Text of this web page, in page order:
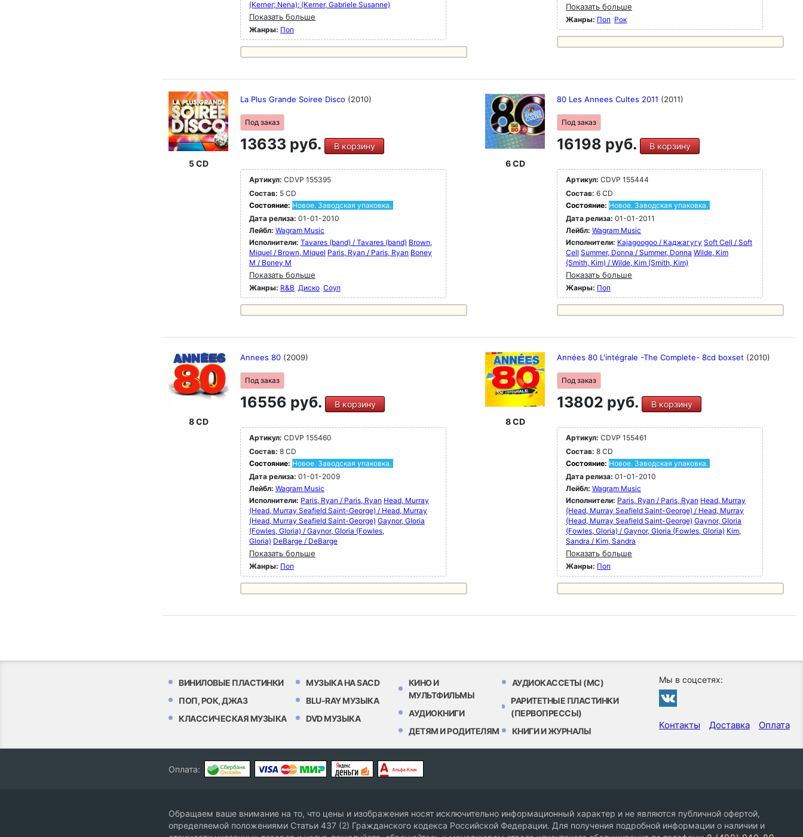
(Kerner; Nena); (Kerner, Gabriele Susanne)
Показать больше
Жанры: Поп
Показать больше
Жанры: Поп Рок
5 CD
La Plus Grande Soiree Disco (2010)
Под заказ
13633 руб. В корзину
Артикул: CDVP 155395
Состав: 5 CD
Состояние: Новое. Заводская упаковка.
Дата релиза: 01-01-2010
Лейбл: Wagram Music
Исполнители: Tavares (band) / Tavares (band) Brown,
Miquel / Brown, Miquel Paris, Ryan / Paris, Ryan Boney
M / Boney M
Показать больше
Жанры: R&B Диско Соул
6 CD
80 Les Annees Cultes 2011 (2011)
Под заказ
16198 руб. В корзину
Артикул: CDVP 155444
Состав: 6 CD
Состояние: Новое. Заводская упаковка.
Дата релиза: 01-01-2011
Лейбл: Wagram Music
Исполнители: Kajagoogoo / Каджагугу Soft Cell / Soft
Cell Summer, Donna / Summer, Donna Wilde, Kim
(Smith, Kim) / Wilde, Kim (Smith, Kim)
Показать больше
Жанры: Поп
8 CD
Annees 80 (2009)
Под заказ
16556 руб. В корзину
Артикул: CDVP 155460
Состав: 8 CD
Состояние: Новое. Заводская упаковка.
Дата релиза: 01-01-2009
Лейбл: Wagram Music
Исполнители: Paris, Ryan / Paris, Ryan Head, Murray
(Head, Murray Seafield Saint-George) / Head, Murray
(Head, Murray Seafield Saint-George) Gaynor, GIoria
(Fowles, Gloria) / Gaynor, GIoria (Fowles,
Gloria) DeBarge / DeBarge
Показать больше
Жанры: Поп
8 CD
Années 80 L'intégrale -The Complete- 8cd boxset (2010)
Под заказ
13802 руб. В корзину
Артикул: CDVP 155461
Состав: 8 CD
Состояние: Новое. Заводская упаковка.
Дата релиза: 01-01-2010
Лейбл: Wagram Music
Исполнители: Paris, Ryan / Paris, Ryan Head, Murray
(Head, Murray Seafield Saint-George) / Head, Murray
(Head, Murray Seafield Saint-George) Gaynor, GIoria
(Fowles, Gloria) / Gaynor, GIoria (Fowles, Gloria) Kim,
Sandra / Kim, Sandra
Показать больше
Жанры: Поп
ВИНИЛОВЫЕ ПЛАСТИНКИ
ПОП, РОК, ДЖАЗ
КЛАССИЧЕСКАЯ МУЗЫКА
МУЗЫКА НА SACD
BLU-RAY МУЗЫКА
DVD МУЗЫКА
КИНО И
МУЛЬТФИЛЬМЫ
АУДИОКНИГИ
ДЕТЯМ И РОДИТЕЛЯМ
АУДИОКАССЕТЫ (MC)
РАРИТЕТНЫЕ ПЛАСТИНКИ
(ПЕРВОПРЕССЫ)
КНИГИ И ЖУРНАЛЫ
Мы в соцсетях:
Контакты Доставка Оплата
Оплата:
Обращаем ваше внимание на то, что цены и изображения носят исключительно информационный характер и не являются публичной офертой,
определяемой положениями Статьи 437 (2) Гражданского кодекса Российской Федерации. Для получения подробной информации о наличии и